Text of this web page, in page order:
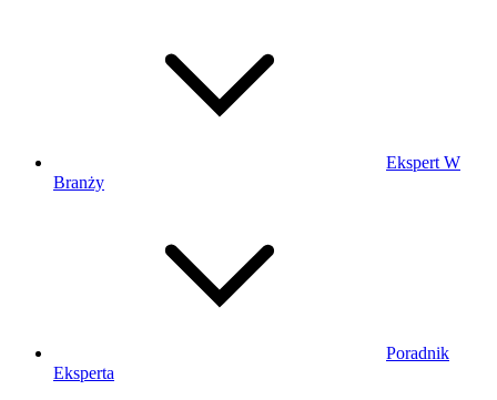
Ekspert W
Branży
Poradnik
Eksperta